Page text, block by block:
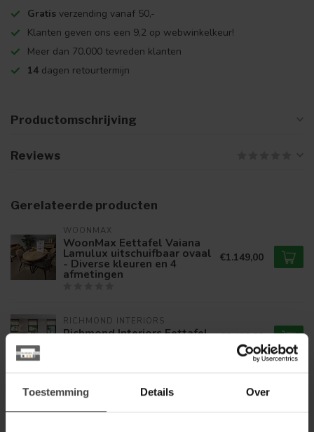
Toestemming Details Over
Gratis verzending vanaf 50,-
Klanten geven ons een 9,2 op webwinkelkeur!
Meer dan 70.000 tevreden klanten
14 dagen retourtermijn
Productomschrijving
Reviews
Gerelateerde producten
WOONMAX
WoonMax Eettafel Vaiana
Lamulux uitschuifbaar ovaal
- Diverse kleuren en 4
afmetingen
€1.149,00
RICHMOND INTERIORS
Richmond Interiors Eettafel €2.402,00
RICHMOND INTERIORS
Richmond Interiors Eettafel
Durban 220 Dark coffee
€1.898,00
€1.138,80